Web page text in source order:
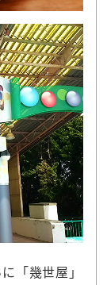
「幾世屋」